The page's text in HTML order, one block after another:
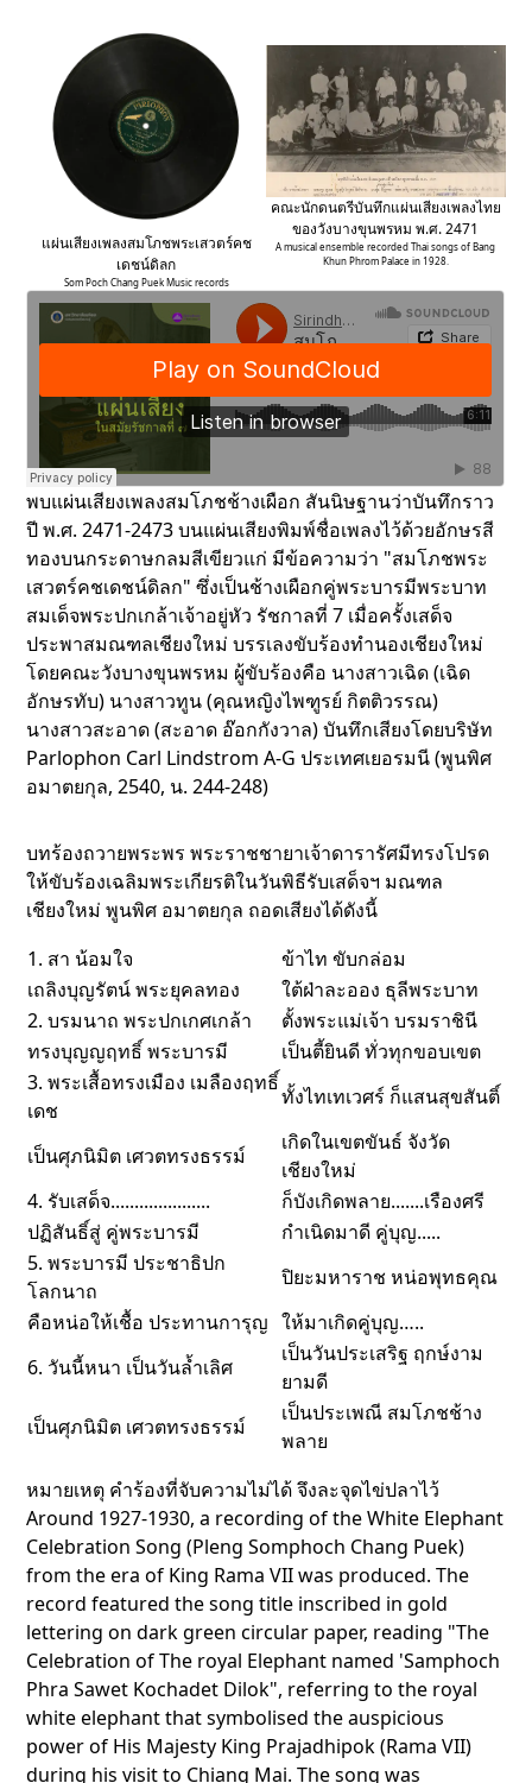
แผ่นเสียงเพลงสมโภชพระเสวตร์คช
เดชน์ดิลก
Som Poch Chang Puek Music records
คณะนักดนตรีบันทึกแผ่นเสียงเพลงไทย
ของวังบางขุนพรหม พ.ศ. 2471
A musical ensemble recorded Thai songs of Bang
Khun Phrom Palace in 1928.
พบแผ่นเสียงเพลงสมโภชช้างเผือก สันนิษฐานว่าบันทึกราว
ปี พ.ศ. 2471-2473 บนแผ่นเสียงพิมพ์ชื่อเพลงไว้ด้วยอักษรสี
ทองบนกระดาษกลมสีเขียวแก่ มีข้อความว่า "สมโภชพระ
เสวตร์คชเดชน์ดิลก" ซึ่งเป็นช้างเผือกคู่พระบารมีพระบาท
สมเด็จพระปกเกล้าเจ้าอยู่หัว รัชกาลที่ 7 เมื่อครั้งเสด็จ
ประพาสมณฑลเชียงใหม่ บรรเลงขับร้องทำนองเชียงใหม่
โดยคณะวังบางขุนพรหม ผู้ขับร้องคือ นางสาวเฉิด (เฉิด
อักษรทับ) นางสาวทูน (คุณหญิงไพฑูรย์ กิตติวรรณ)
นางสาวสะอาด (สะอาด อ๊อกกังวาล) บันทึกเสียงโดยบริษัท
Parlophon Carl Lindstrom A-G ประเทศเยอรมนี (พูนพิศ
อมาตยกุล, 2540, น. 244-248)
บทร้องถวายพระพร พระราชชายาเจ้าดารารัศมีทรงโปรด
ให้ขับร้องเฉลิมพระเกียรติในวันพิธีรับเสด็จฯ มณฑล
เชียงใหม่ พูนพิศ อมาตยกุล ถอดเสียงได้ดังนี้
1. สา น้อมใจ
ข้าไท ขับกล่อม
เถลิงบุญรัตน์ พระยุคลทอง
ใต้ฝ่าละออง ธุลีพระบาท
2. บรมนาถ พระปกเกศเกล้า
ตั้งพระแม่เจ้า บรมราชินี
ทรงบุญญฤทธิ์ พระบารมี
เป็นตี้ยินดี ทั่วทุกขอบเขต
3. พระเสื้อทรงเมือง เมลืองฤทธิ์
เดช
ทั้งไทเทเวศร์ ก็แสนสุขสันติ์
เป็นศุภนิมิต เศวตทรงธรรม์
เกิดในเขตขันธ์ จังวัด
เชียงใหม่
4. รับเสด็จ.....................
ก็บังเกิดพลาย.......เรืองศรี
ปฏิสันธิ์สู่ คู่พระบารมี
กำเนิดมาดี คู่บุญ.....
5. พระบารมี ประชาธิปก
โลกนาถ
ปิยะมหาราช หน่อพุทธคุณ
คือหน่อให้เชื้อ ประทานการุญ ให้มาเกิดคู่บุญ…..
6. วันนี้หนา เป็นวันล้ำเลิศ
เป็นวันประเสริฐ ฤกษ์งาม
ยามดี
เป็นศุภนิมิต เศวตทรงธรรม์
เป็นประเพณี สมโภชช้าง
พลาย
หมายเหตุ คำร้องที่จับความไม่ได้ จึงละจุดไข่ปลาไว้
Around 1927-1930, a recording of the White Elephant
Celebration Song (Pleng Somphoch Chang Puek)
from the era of King Rama VII was produced. The
record featured the song title inscribed in gold
lettering on dark green circular paper, reading "The
Celebration of The royal Elephant named 'Samphoch
Phra Sawet Kochadet Dilok", referring to the royal
white elephant that symbolised the auspicious
power of His Majesty King Prajadhipok (Rama VII)
during his visit to Chiang Mai. The song was